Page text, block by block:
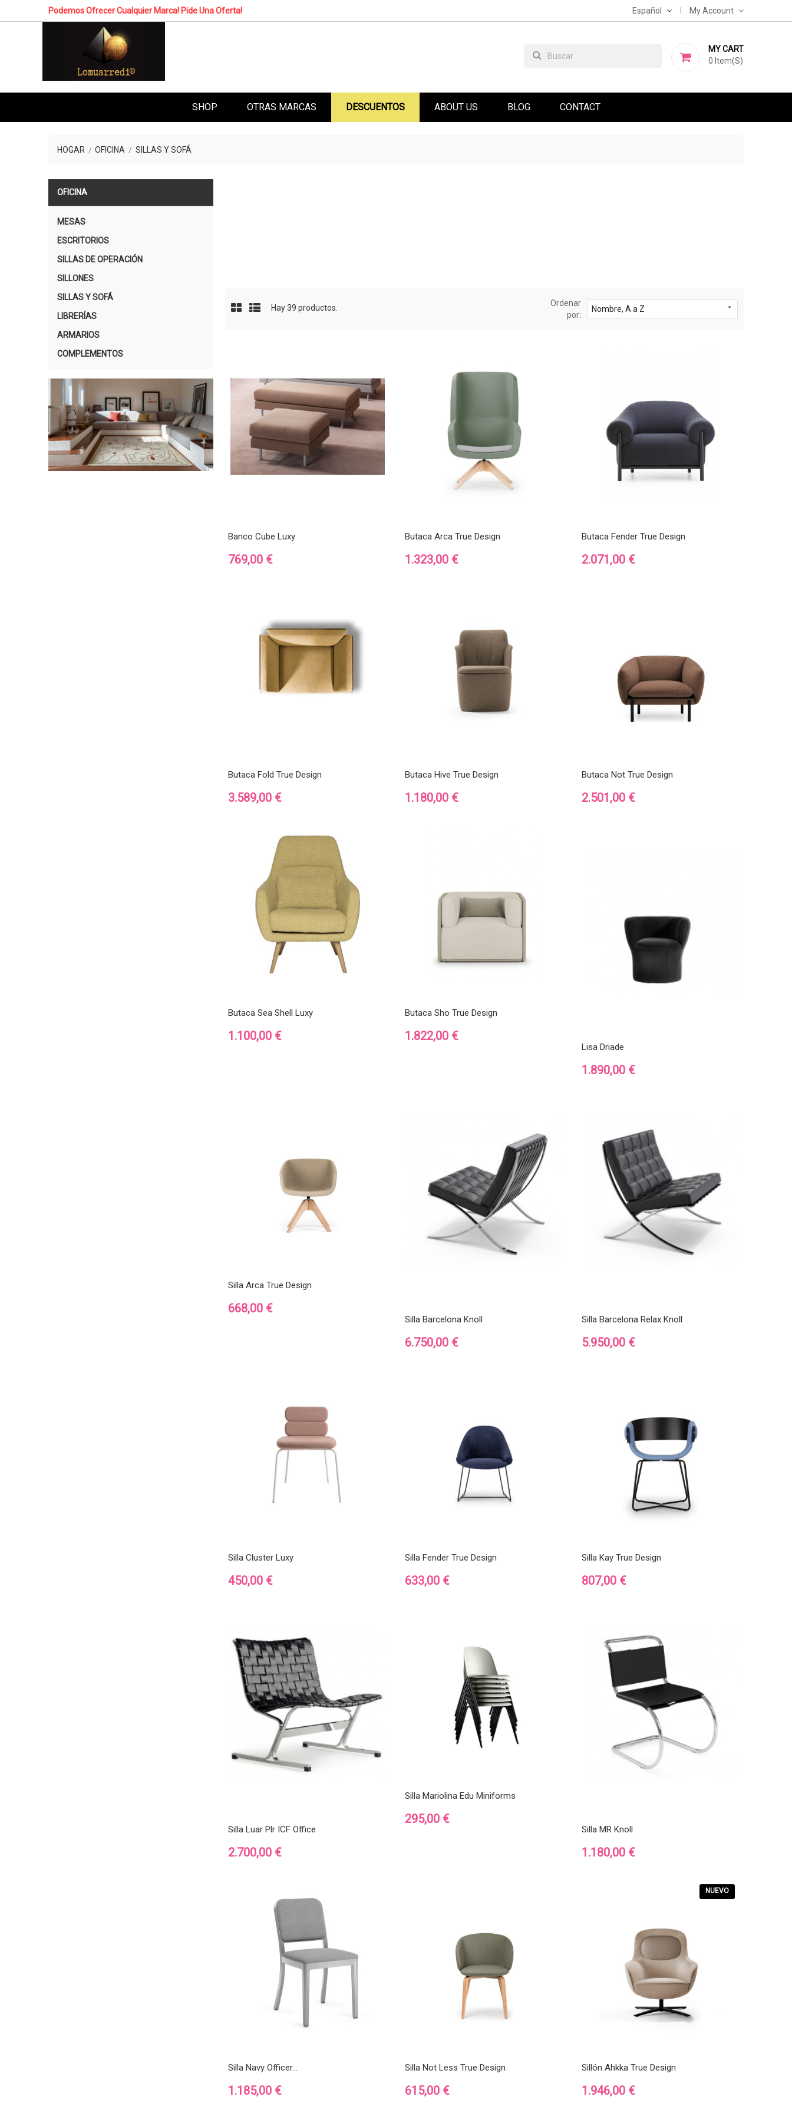
Podemos Ofrecer Cualquier Marca! Pide Una Oferta! Español My Account
MY CART
0 Item(s)
SHOP OTRAS MARCAS DESCUENTOS ABOUT US BLOG CONTACT
HOGAR OFICINA SILLAS Y SOFÁ
OFICINA
MESAS
ESCRITORIOS
SILLAS DE OPERACIÓN
SILLONES
SILLAS Y SOFÁ
LIBRERÍAS
ARMARIOS
COMPLEMENTOS
Hay 39 productos.
Ordenar
por:
Nombre, A a Z 
Banco Cube Luxy
Precio
769,00 €
Butaca Arca True Design
Precio
1.323,00 €
Butaca Fender True Design
Precio
2.071,00 €
Butaca Fold True Design
Precio
3.589,00 €
Butaca Hive True Design
Precio
1.180,00 €
Butaca Not True Design
Precio
2.501,00 €
Butaca Sea Shell Luxy
Precio
1.100,00 €
Butaca Sho True Design
Precio
1.822,00 €
Lisa Driade
Precio
1.890,00 €
Silla Arca True Design
Precio
668,00 €
Silla Barcelona Knoll
Precio
6.750,00 €
Silla Barcelona Relax Knoll
Precio
5.950,00 €
Silla Cluster Luxy
Precio
450,00 €
Silla Fender True Design
Precio
633,00 €
Silla Kay True Design
Precio
807,00 €
Silla Luar Plr ICF Office
Precio
2.700,00 €
Silla Mariolina Edu Miniforms
Precio
295,00 €
Silla MR Knoll
Precio
1.180,00 €
Silla Navy Officer...
Precio
1.185,00 €
Silla Not Less True Design
Precio
615,00 €
NUEVO
Sillón Ahkka True Design
Precio
1.946,00 €